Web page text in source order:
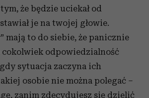
że będzie uciekał od
je na twojej głowie.
mają to do siebie, że panicznie
cokolwiek odpowiedzialność
sytuacja zaczyna ich
osobie nie można polegać –
zanim zdecydujesz się dzielić